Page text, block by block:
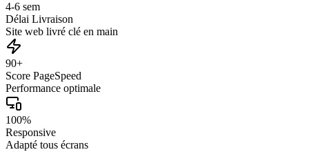
4-6 sem
Délai Livraison
Site web livré clé en main
90+
Score PageSpeed
Performance optimale
100%
Responsive
Adapté tous écrans